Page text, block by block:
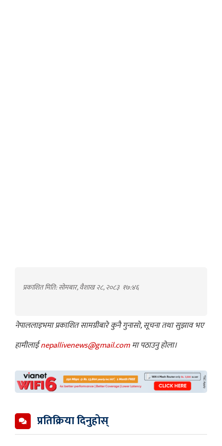
प्रकाशित मिति: सोमबार, वैशाख २८, २०८३ १७:४६
नेपाललाइभमा प्रकाशित सामग्रीबारे कुनै गुनासो, सूचना तथा सुझाव भए
हामीलाईnepallivenews@gmail.comमा पठाउनु होला।
प्रतिक्रिया दिनुहोस्